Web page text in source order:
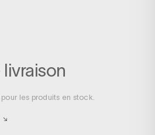
les produits en stock.